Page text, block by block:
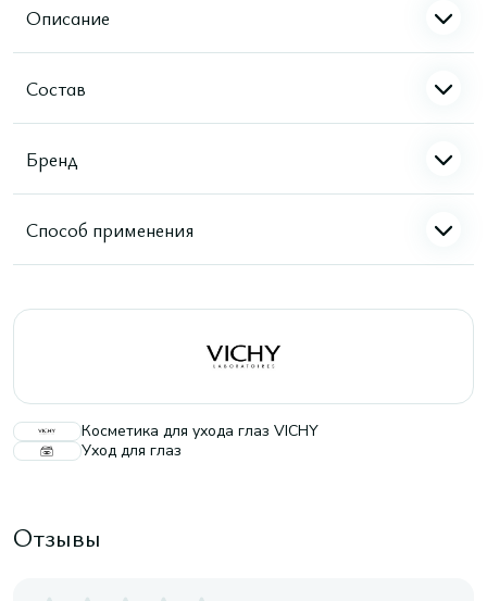
Описание
Состав
Бренд
Способ применения
Косметика для ухода глаз VICHY
Уход для глаз
Отзывы